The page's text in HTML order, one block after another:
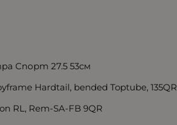
Спорт 27.5 53см
Hardtail, bended Toptube, 135QR
RL, Rem-SA-FB 9QR